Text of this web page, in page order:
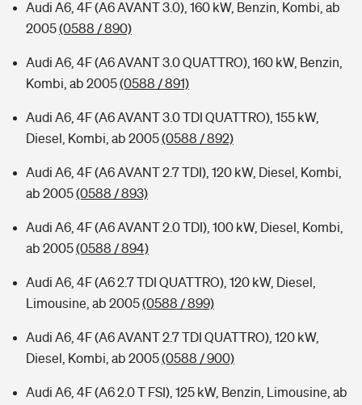
Audi A6, 4F (A6 AVANT 3.0), 160 kW, Benzin, Kombi, ab
2005(0588 / 890)
Audi A6, 4F (A6 AVANT 3.0 QUATTRO), 160 kW, Benzin,
Kombi, ab 2005(0588 / 891)
Audi A6, 4F (A6 AVANT 3.0 TDI QUATTRO), 155 kW,
Diesel, Kombi, ab 2005(0588 / 892)
Audi A6, 4F (A6 AVANT 2.7 TDI), 120 kW, Diesel, Kombi,
ab 2005(0588 / 893)
Audi A6, 4F (A6 AVANT 2.0 TDI), 100 kW, Diesel, Kombi,
ab 2005(0588 / 894)
Audi A6, 4F (A6 2.7 TDI QUATTRO), 120 kW, Diesel,
Limousine, ab 2005(0588 / 899)
Audi A6, 4F (A6 AVANT 2.7 TDI QUATTRO), 120 kW,
Diesel, Kombi, ab 2005(0588 / 900)
Audi A6, 4F (A6 2.0 T FSI), 125 kW, Benzin, Limousine, ab